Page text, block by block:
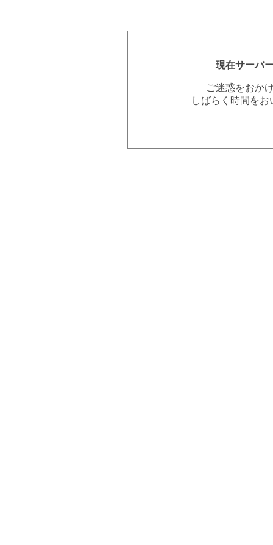
現在サーバ
ご迷惑をおか
しばらく時間を